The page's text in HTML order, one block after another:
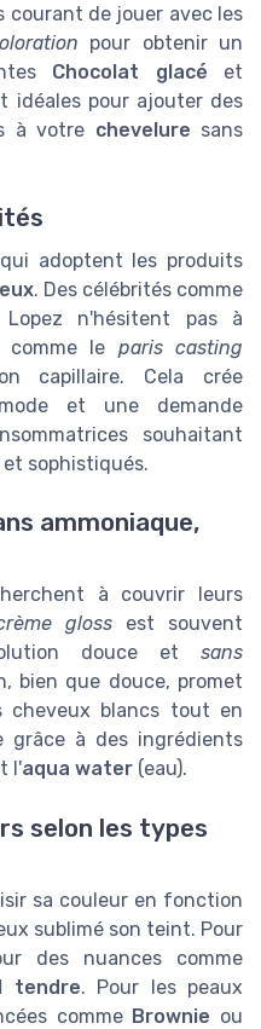
courant de jouer avec les
pour obtenir un
Chocolat glacé et
idéales pour ajouter des
à votre chevelure sans
adoptent les produits
. Des célébrités comme
n'hésitent pas à
comme le paris casting
capillaire. Cela crée
et une demande
souhaitant
sophistiqués.
ammoniaque,
à couvrir leurs
glossest souvent
douce et sans
bien que douce, promet
cheveux blancs tout en
grâce à des ingrédients
l'aqua water (eau).
selon les types
sa couleur en fonction
sublimé son teint. Pour
des nuances comme
tendre. Pour les peaux
comme Brownie ou